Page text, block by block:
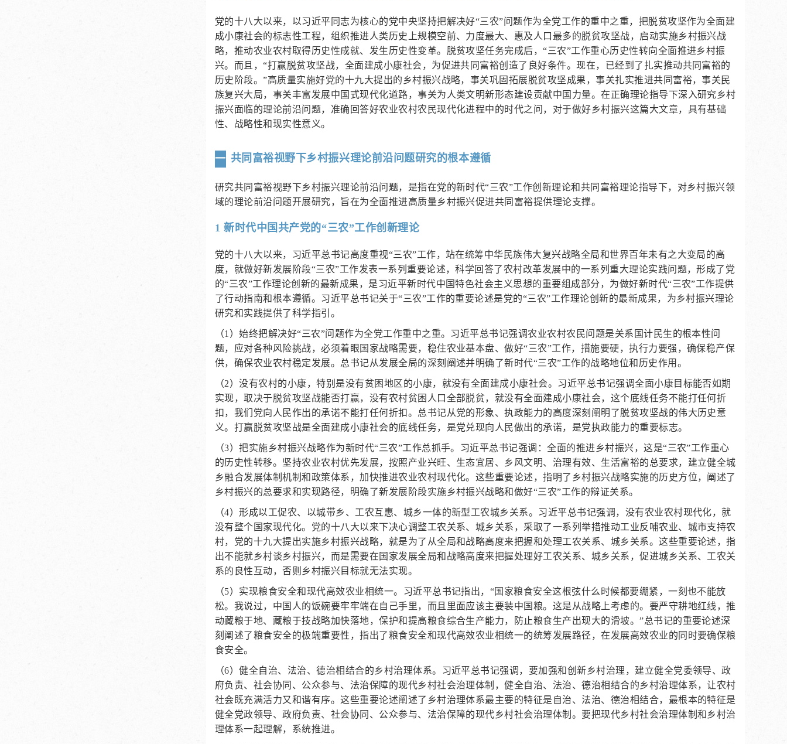
党的十八大以来，以习近平同志为核心的党中央坚持把解决好“三农”问题作为全党工作的重中之重，把脱贫攻坚作为全面建
成小康社会的标志性工程，组织推进人类历史上规模空前、力度最大、惠及人口最多的脱贫攻坚战，启动实施乡村振兴战
略，推动农业农村取得历史性成就、发生历史性变革。脱贫攻坚任务完成后，“三农”工作重心历史性转向全面推进乡村振
兴。而且，“打赢脱贫攻坚战，全面建成小康社会，为促进共同富裕创造了良好条件。现在，已经到了扎实推动共同富裕的
历史阶段。”高质量实施好党的十九大提出的乡村振兴战略，事关巩固拓展脱贫攻坚成果，事关扎实推进共同富裕，事关民
族复兴大局，事关丰富发展中国式现代化道路，事关为人类文明新形态建设贡献中国力量。在正确理论指导下深入研究乡村
振兴面临的理论前沿问题，准确回答好农业农村农民现代化进程中的时代之问，对于做好乡村振兴这篇大文章，具有基础
性、战略性和现实性意义。
一 共同富裕视野下乡村振兴理论前沿问题研究的根本遵循
研究共同富裕视野下乡村振兴理论前沿问题，是指在党的新时代“三农”工作创新理论和共同富裕理论指导下，对乡村振兴领
域的理论前沿问题开展研究，旨在为全面推进高质量乡村振兴促进共同富裕提供理论支撑。
1 新时代中国共产党的“三农”工作创新理论
党的十八大以来，习近平总书记高度重视“三农”工作，站在统筹中华民族伟大复兴战略全局和世界百年未有之大变局的高
度，就做好新发展阶段“三农”工作发表一系列重要论述，科学回答了农村改革发展中的一系列重大理论实践问题，形成了党
的“三农”工作理论创新的最新成果，是习近平新时代中国特色社会主义思想的重要组成部分，为做好新时代“三农”工作提供
了行动指南和根本遵循。习近平总书记关于“三农”工作的重要论述是党的“三农”工作理论创新的最新成果，为乡村振兴理论
研究和实践提供了科学指引。
（1）始终把解决好“三农”问题作为全党工作重中之重。习近平总书记强调农业农村农民问题是关系国计民生的根本性问
题，应对各种风险挑战，必须着眼国家战略需要，稳住农业基本盘、做好“三农”工作，措施要硬，执行力要强，确保稳产保
供，确保农业农村稳定发展。总书记从发展全局的深刻阐述并明确了新时代“三农”工作的战略地位和历史作用。
（2）没有农村的小康，特别是没有贫困地区的小康，就没有全面建成小康社会。习近平总书记强调全面小康目标能否如期
实现，取决于脱贫攻坚战能否打赢，没有农村贫困人口全部脱贫，就没有全面建成小康社会，这个底线任务不能打任何折
扣，我们党向人民作出的承诺不能打任何折扣。总书记从党的形象、执政能力的高度深刻阐明了脱贫攻坚战的伟大历史意
义。打赢脱贫攻坚战是全面建成小康社会的底线任务，是党兑现向人民做出的承诺，是党执政能力的重要标志。
（3）把实施乡村振兴战略作为新时代“三农”工作总抓手。习近平总书记强调：全面的推进乡村振兴，这是“三农”工作重心
的历史性转移。坚持农业农村优先发展，按照产业兴旺、生态宜居、乡风文明、治理有效、生活富裕的总要求，建立健全城
乡融合发展体制机制和政策体系，加快推进农业农村现代化。这些重要论述，指明了乡村振兴战略实施的历史方位，阐述了
乡村振兴的总要求和实现路径，明确了新发展阶段实施乡村振兴战略和做好“三农”工作的辩证关系。
（4）形成以工促农、以城带乡、工农互惠、城乡一体的新型工农城乡关系。习近平总书记强调，没有农业农村现代化，就
没有整个国家现代化。党的十八大以来下决心调整工农关系、城乡关系，采取了一系列举措推动工业反哺农业、城市支持农
村，党的十九大提出实施乡村振兴战略，就是为了从全局和战略高度来把握和处理工农关系、城乡关系。这些重要论述，指
出不能就乡村谈乡村振兴，而是需要在国家发展全局和战略高度来把握处理好工农关系、城乡关系，促进城乡关系、工农关
系的良性互动，否则乡村振兴目标就无法实现。
（5）实现粮食安全和现代高效农业相统一。习近平总书记指出，“国家粮食安全这根弦什么时候都要绷紧，一刻也不能放
松。我说过，中国人的饭碗要牢牢端在自己手里，而且里面应该主要装中国粮。这是从战略上考虑的。要严守耕地红线，推
动藏粮于地、藏粮于技战略加快落地，保护和提高粮食综合生产能力，防止粮食生产出现大的滑坡。”总书记的重要论述深
刻阐述了粮食安全的极端重要性，指出了粮食安全和现代高效农业相统一的统筹发展路径，在发展高效农业的同时要确保粮
食安全。
（6）健全自治、法治、德治相结合的乡村治理体系。习近平总书记强调，要加强和创新乡村治理，建立健全党委领导、政
府负责、社会协同、公众参与、法治保障的现代乡村社会治理体制，健全自治、法治、德治相结合的乡村治理体系，让农村
社会既充满活力又和谐有序。这些重要论述阐述了乡村治理体系最主要的特征是自治、法治、德治相结合，最根本的特征是
健全党政领导、政府负责、社会协同、公众参与、法治保障的现代乡村社会治理体制。要把现代乡村社会治理体制和乡村治
理体系一起理解，系统推进。